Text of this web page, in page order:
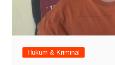
Hukum & Kriminal